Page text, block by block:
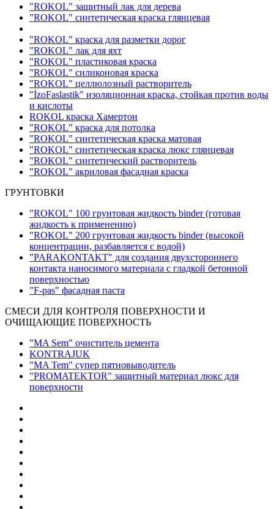
"ROKOL" защитный лак для дерева
"ROKOL" синтетическая краска глянцевая
"ROKOL" краска для разметки дорог
"ROKOL" лак для яхт
"ROKOL" пластиковая краска
"ROKOL" силиконовая краска
"ROKOL" целлюлозный растворитель
"İzoFaslastik" изоляционная краска, стойкая против воды
и кислоты
ROKOL краска Хамертон
"ROKOL" краска для потолка
"ROKOL" синтетическая краска матовая
"ROKOL" синтетическая краска люкс глянцевая
"ROKOL" синтетический растворитель
"ROKOL" акриловая фасадная краска
ГРУНТОВКИ
"ROKOL" 100 грунтовая жидкость binder (готовая
жидкость к применению)
"ROKOL" 200 грунтовая жидкость binder (высокой
концентрации, разбавляется с водой)
"PARAKONTAKT" для создания двухстороннего
контакта наносимого материала с гладкой бетонной
поверхностью
"F-pas" фасадная паста
СМЕСИ ДЛЯ КОНТРОЛЯ ПОВЕРХНОСТИ И
ОЧИЩАЮЩИЕ ПОВЕРХНОСТЬ
"MA Sem" очиститель цемента
KONTRAJUK
"MA Tem" супер пятновыводитель
"PROMATEKTOR" защитный материал люкс для
поверхности